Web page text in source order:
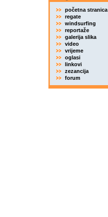
početna stranica
regate
windsurfing
reportaže
galerija slika
video
vrijeme
oglasi
linkovi
zezancija
forum